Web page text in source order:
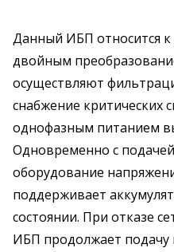
Данный ИБП относится к
двойным
осуществляют
снабжение критических
однофазным питанием
Одновременно с
оборудование
поддерживает
состоянии. При отказе
ИБП продолжает подачу